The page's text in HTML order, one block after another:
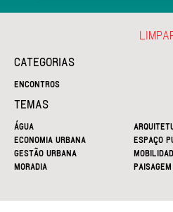
CATEGORIAS
ENCONTROS
TEMAS
ÁGUA
ECONOMIA URBANA
ESPAÇO
GESTÃO URBANA
MORADIA